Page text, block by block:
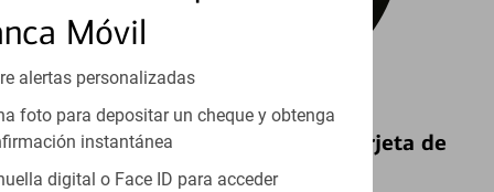
Móvil
alertas personalizadas
foto para depositar un cheque y obtenga
instantánea
digital o Face ID para acceder
Bloquear y Desbloquear una Tarjeta de
Débito⁴